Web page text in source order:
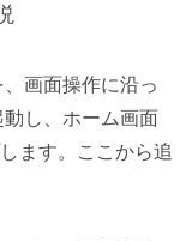
画面操作に沿っ
し、ホーム画面
ます。ここから追